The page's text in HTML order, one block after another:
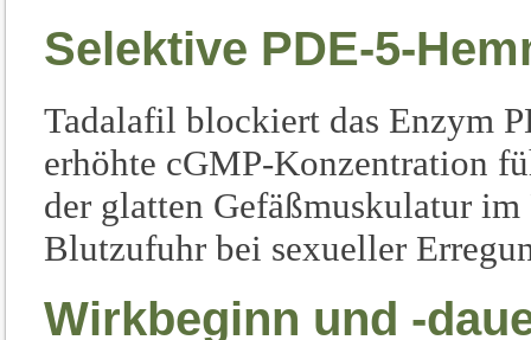
Selektive PDE-5-
Tadalafil blockiert das Enzym
erhöhte cGMP-Konzentration
der glatten Gefäßmuskulatur
Blutzufuhr bei sexueller
Wirkbeginn und -